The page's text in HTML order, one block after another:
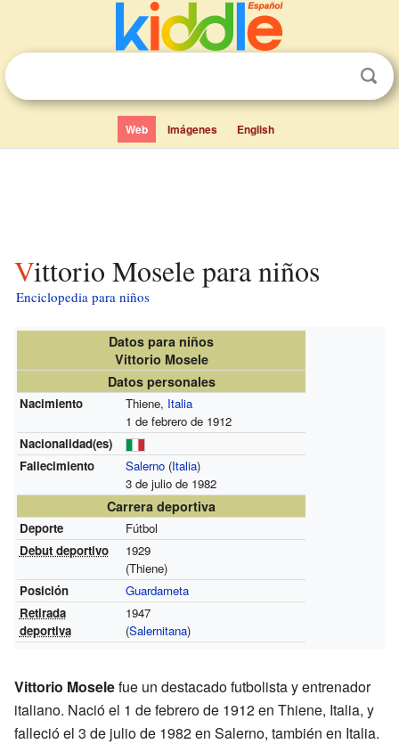
Web Imágenes English
Vittorio Mosele para niños
Enciclopedia para niños
Datos para niños
Vittorio Mosele
Datos personales
Nacimiento Thiene, Italia
1 de febrero de 1912
Nacionalidad(es)
Fallecimiento
Salerno(Italia)
3 de julio de 1982
Carrera deportiva
Deporte
Fútbol
Debut deportivo
1929
(Thiene)
Posición
Guardameta
Retirada
deportiva
1947
(Salernitana)
Vittorio Moselefue un destacado futbolista y entrenador
italiano. Nació el 1 de febrero de 1912 en Thiene, Italia, y
falleció el 3 de julio de 1982 en Salerno, también en Italia.